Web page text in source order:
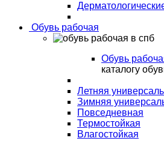
Обувь рабочая
Обувь
каталогу
Летняя
Зимняя
Повседневная
Термостойкая
Влагостойкая